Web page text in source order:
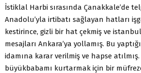
İstiklal Harbi sırasında Çanakkale’de
Anadolu’yla irtibatı sağlayan hatları
kestirince, gizli bir hat çekmiş ve
mesajları Ankara’ya yollamış. Bu
idamına karar verilmiş ve hapse
büyükbabamı kurtarmak için bir